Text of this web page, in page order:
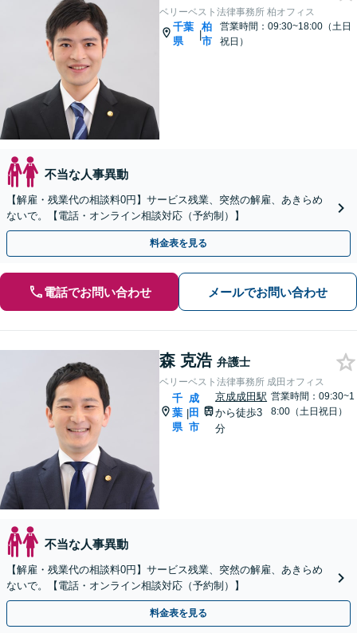
ベリーベスト法律事務所 柏オフィス
千葉
県
|
柏
市
営業時間：09:30~18:00（土日
祝日）
不当な人事異動
【解雇・残業代の相談料0円】サービス残業、突然の解雇、あきらめ
ないで。【電話・オンライン相談対応（予約制）】
料金表を見る
電話でお問い合わせ メールでお問い合わせ
森 克浩 弁護士
ベリーベスト法律事務所 成田オフィス
千
葉
県
|
成
田
市
京成成田駅
から徒歩3
分
営業時間：09:30~1
8:00（土日祝日）
不当な人事異動
【解雇・残業代の相談料0円】サービス残業、突然の解雇、あきらめ
ないで。【電話・オンライン相談対応（予約制）】
料金表を見る